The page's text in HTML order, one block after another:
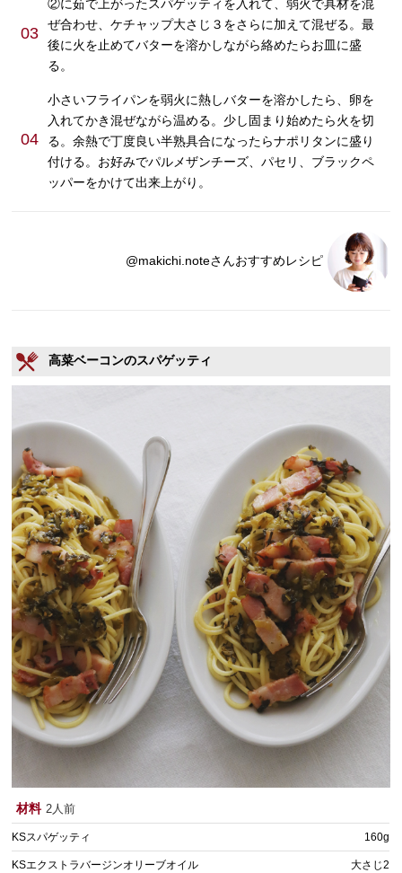
03
②に茹で上がったスパゲッティを入れて、弱火で具材を混
ぜ合わせ、ケチャップ大さじ３をさらに加えて混ぜる。最
後に火を止めてバターを溶かしながら絡めたらお皿に盛
る。
04
小さいフライパンを弱火に熱しバターを溶かしたら、卵を
入れてかき混ぜながら温める。少し固まり始めたら火を切
る。余熱で丁度良い半熟具合になったらナポリタンに盛り
付ける。お好みでパルメザンチーズ、パセリ、ブラックペ
ッパーをかけて出来上がり。
@makichi.noteさんおすすめレシピ
高菜ベーコンのスパゲッティ
材料 2人前
KSスパゲッティ 160g
KSエクストラバージンオリーブオイル 大さじ2